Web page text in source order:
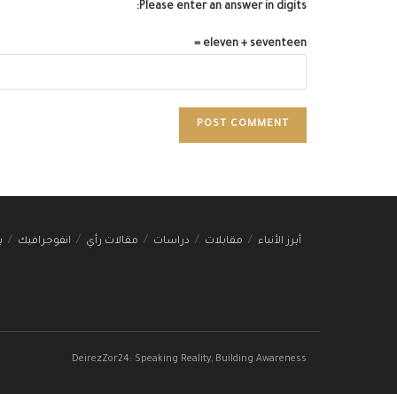
Please enter an answer in digits:
eleven + seventeen =
أبرز الأنباء مقابلات دراسات مقالات رأي انفوجرافيك
DeirezZor24: Speaking Reality, Building Awareness